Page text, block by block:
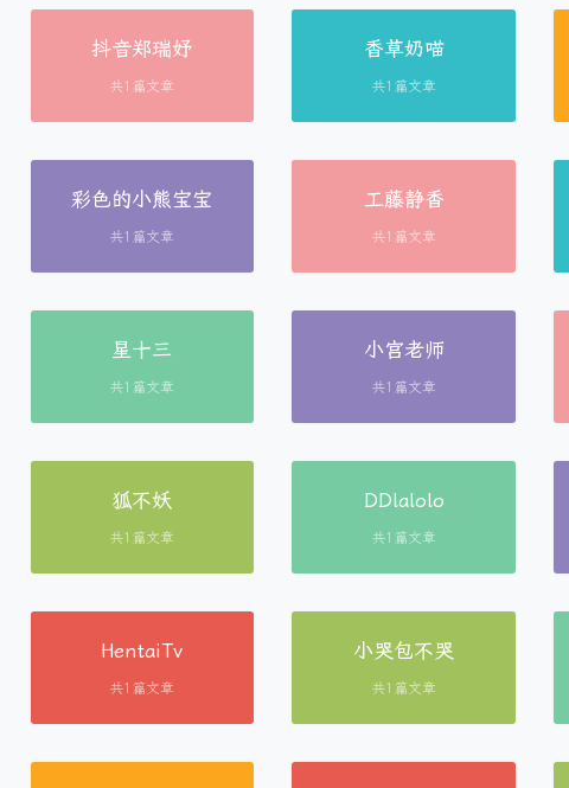
抖音郑瑞妤
共1篇文章
香草奶喵
共1篇文章
彩色的小熊宝宝
共1篇文章
工藤静香
共1篇文章
星十三
共1篇文章
小宫老师
共1篇文章
狐不妖
共1篇文章
DDlalolo
共1篇文章
HentaiTv
共1篇文章
小哭包不哭
共1篇文章